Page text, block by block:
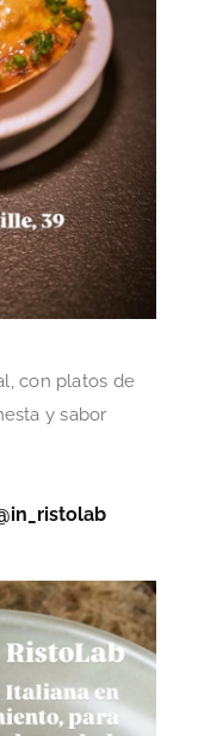
con platos de
y sabor